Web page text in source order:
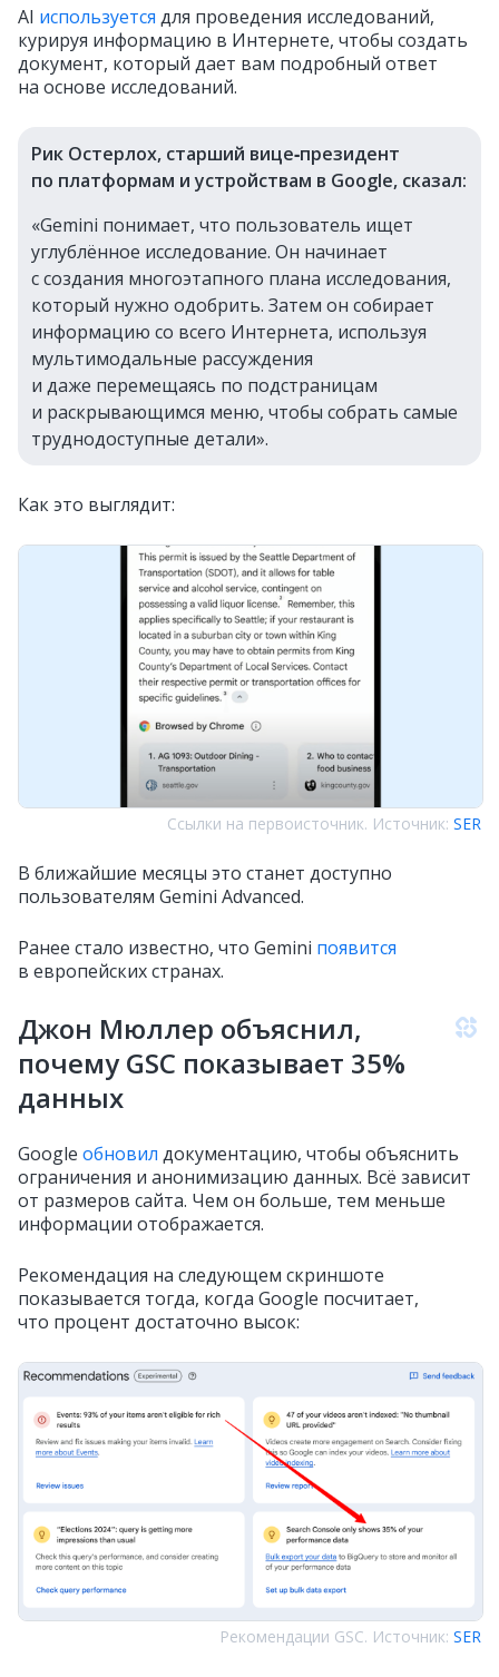
AI используется для проведения исследований,
курируя информацию в Интернете, чтобы создать
документ, который дает вам подробный ответ
на основе исследований.
Рик Остерлох, старший вице‑президент
по платформам и устройствам в Google, сказал:
«Gemini понимает, что пользователь ищет
углублённое исследование. Он начинает
с создания многоэтапного плана исследования,
который нужно одобрить. Затем он собирает
информацию со всего Интернета, используя
мультимодальные рассуждения
и даже перемещаясь по подстраницам
и раскрывающимся меню, чтобы собрать самые
труднодоступные детали».
Как это выглядит:
Ссылки на первоисточник. Источник: SER
В ближайшие месяцы это станет доступно
пользователям Gemini Advanced.
Ранее стало известно, что Gemini появится
в европейских странах.
Джон Мюллер объяснил,
почему GSC показывает 35%
данных
Google обновил документацию, чтобы объяснить
ограничения и анонимизацию данных. Всё зависит
от размеров сайта. Чем он больше, тем меньше
информации отображается.
Рекомендация на следующем скриншоте
показывается тогда, когда Google посчитает,
что процент достаточно высок:
Рекомендации GSC. Источник: SER